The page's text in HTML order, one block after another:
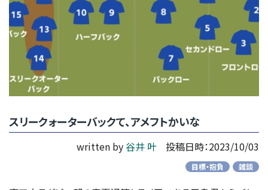
スリークォーターバックて、アメフトかいな
written by 谷井 叶 投稿日時：2023/10/03
目標・抱負 雑談